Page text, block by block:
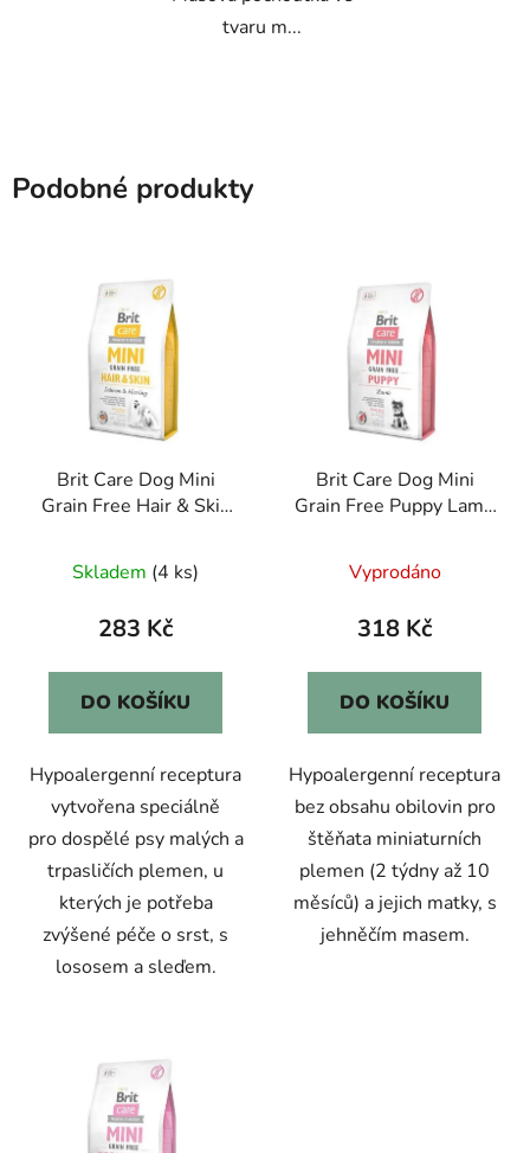
tvaru m...
Podobné produkty
Brit Care Dog Mini
Grain Free Hair & Skin
Skladem (4 ks)
283 Kč
DO KOŠÍKU
Hypoalergenní receptura
vytvořena speciálně
pro dospělé psy malých a
trpasličích plemen, u
kterých je potřeba
zvýšené péče o srst, s
lososem a sleďem.
Brit Care Dog Mini
Grain Free Puppy Lamb
Vyprodáno
318 Kč
DO KOŠÍKU
Hypoalergenní receptura
bez obsahu obilovin pro
štěňata miniaturních
plemen (2 týdny až 10
měsíců) a jejich matky, s
jehněčím masem.